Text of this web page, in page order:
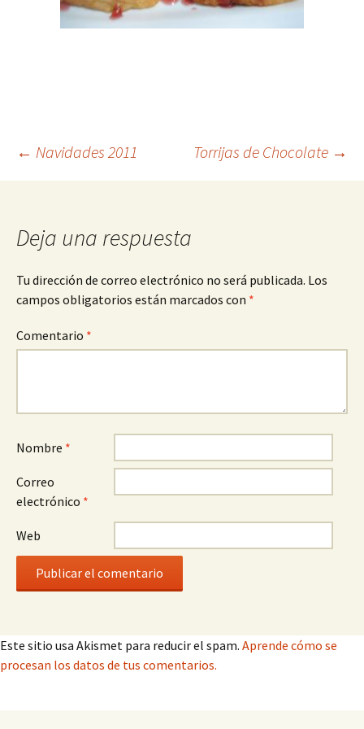
Navegación
entradas
← Navidades 2011 Torrijas de Chocolate →
Deja una respuesta
Tu dirección de correo electrónico no será publicada. Los
campos obligatorios están marcados con *
Comentario *
Nombre *
Correo
electrónico *
Web
Este sitio usa Akismet para reducir el spam. Aprende cómo se
procesan los datos de tus comentarios.